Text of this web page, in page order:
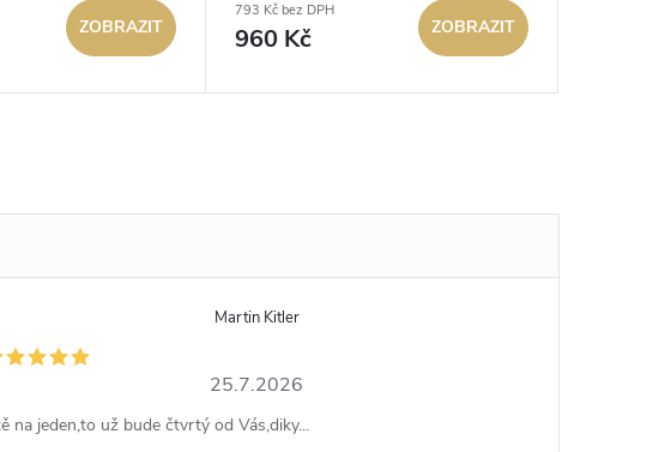
ZOBRAZIT
793 Kč bez DPH
960 Kč ZOBRAZIT
Martin Kitler
25.7.2026
na jeden,to už bude čtvrtý od Vás,diky...